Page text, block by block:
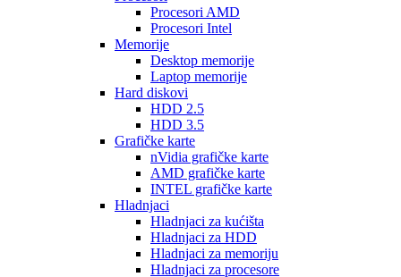
Procesori AMD
Procesori Intel
Memorije
Desktop memorije
Laptop memorije
Hard diskovi
HDD 2.5
HDD 3.5
Grafičke karte
nVidia grafičke karte
AMD grafičke karte
INTEL grafičke karte
Hladnjaci
Hladnjaci za kućišta
Hladnjaci za HDD
Hladnjaci za memoriju
Hladnjaci za procesore